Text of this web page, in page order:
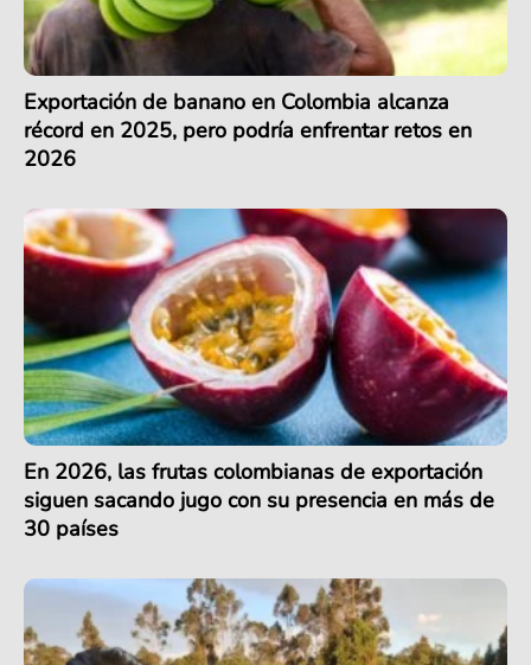
Exportación de banano en Colombia alcanza
récord en 2025, pero podría enfrentar retos en
2026
En 2026, las frutas colombianas de exportación
siguen sacando jugo con su presencia en más de
30 países